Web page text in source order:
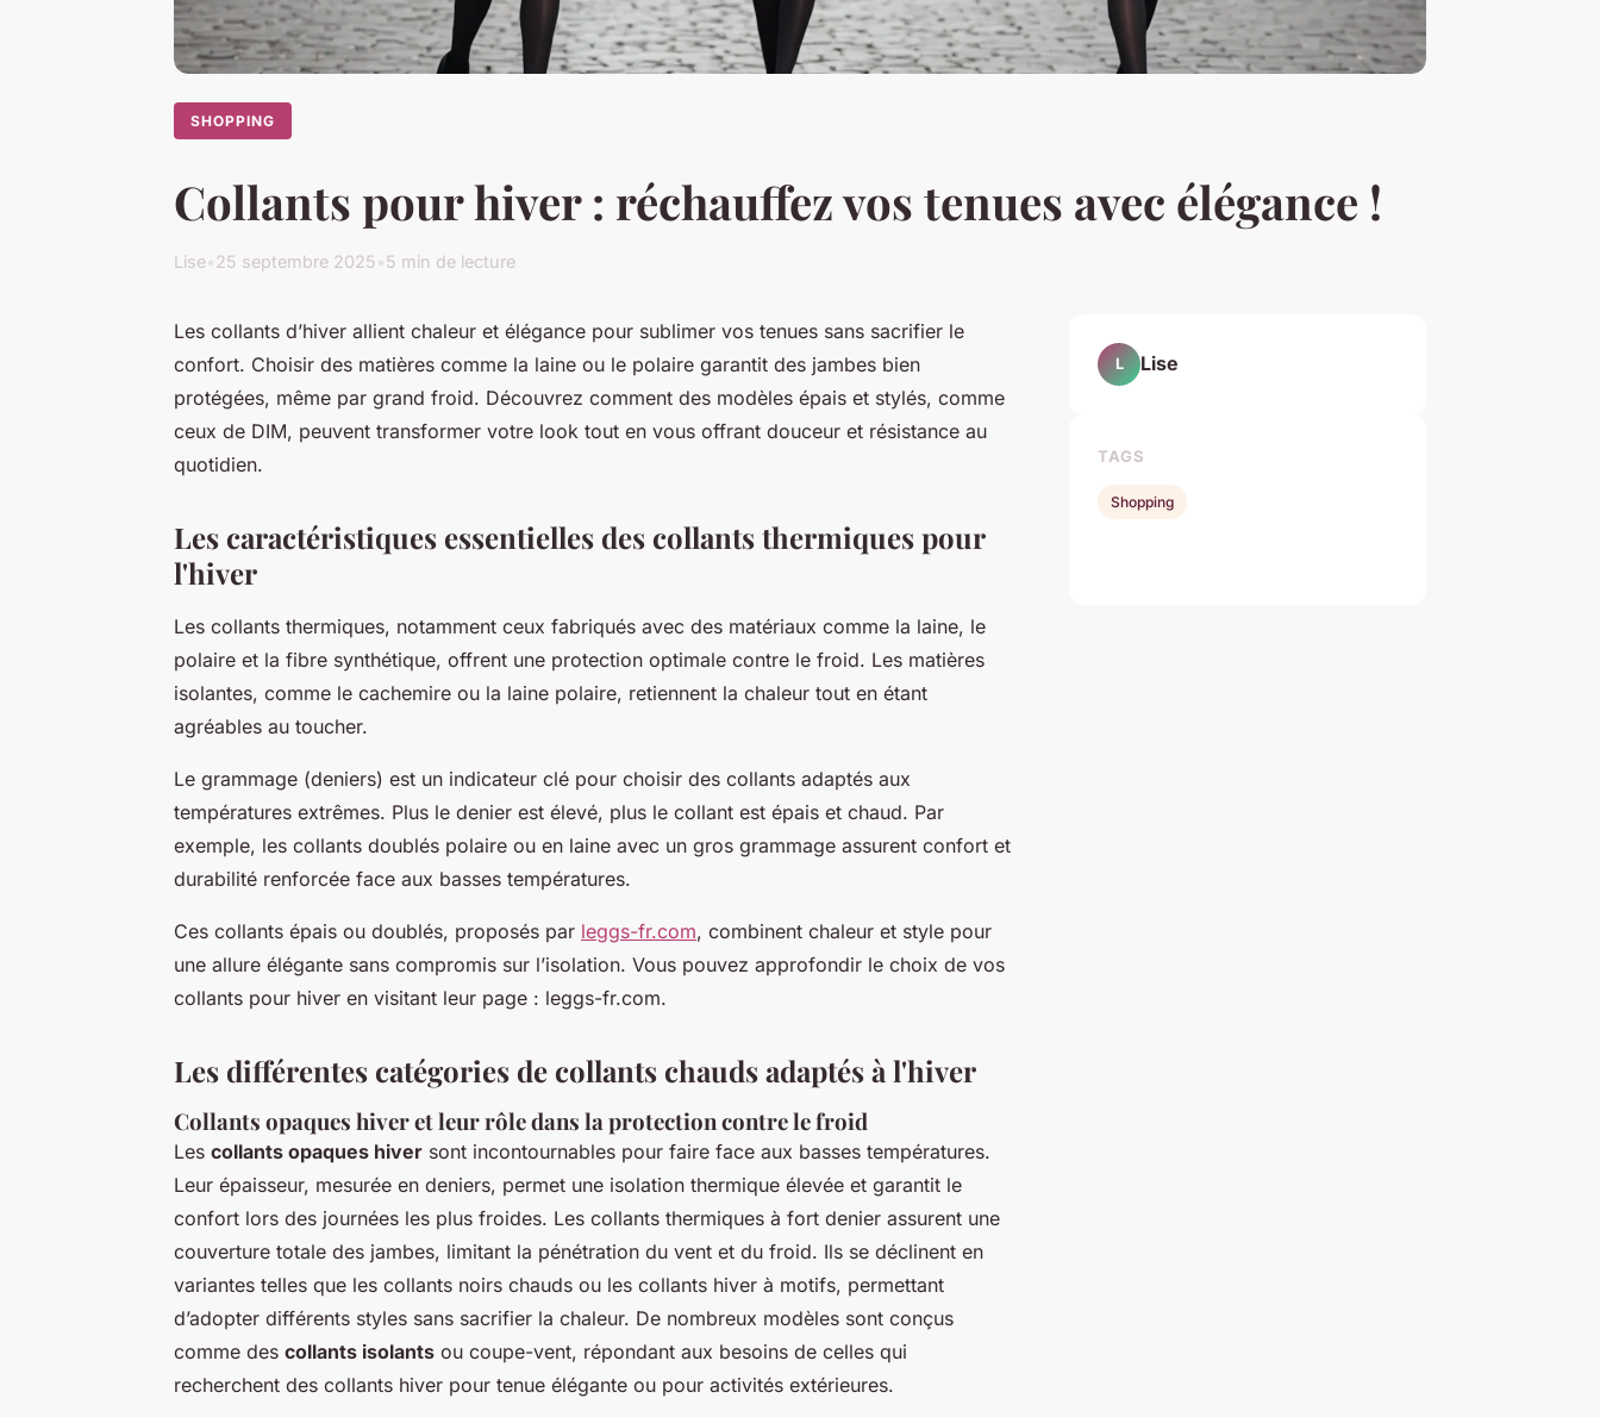
SHOPPING
Collants pour hiver : réchauffez vos tenues avec élégance !
Lise•25 septembre 2025•5 min de lecture
Les collants d’hiver allient chaleur et élégance pour sublimer vos tenues sans sacrifier le
confort. Choisir des matières comme la laine ou le polaire garantit des jambes bien
protégées, même par grand froid. Découvrez comment des modèles épais et stylés, comme
ceux de DIM, peuvent transformer votre look tout en vous offrant douceur et résistance au
quotidien.
Les caractéristiques essentielles des collants thermiques pour
l'hiver
Les collants thermiques, notamment ceux fabriqués avec des matériaux comme la laine, le
polaire et la fibre synthétique, offrent une protection optimale contre le froid. Les matières
isolantes, comme le cachemire ou la laine polaire, retiennent la chaleur tout en étant
agréables au toucher.
Le grammage (deniers) est un indicateur clé pour choisir des collants adaptés aux
températures extrêmes. Plus le denier est élevé, plus le collant est épais et chaud. Par
exemple, les collants doublés polaire ou en laine avec un gros grammage assurent confort et
durabilité renforcée face aux basses températures.
Ces collants épais ou doublés, proposés par leggs-fr.com, combinent chaleur et style pour
une allure élégante sans compromis sur l’isolation. Vous pouvez approfondir le choix de vos
collants pour hiver en visitant leur page : leggs-fr.com.
Les différentes catégories de collants chauds adaptés à l'hiver
Collants opaques hiver et leur rôle dans la protection contre le froid
Les collants opaques hiver sont incontournables pour faire face aux basses températures.
Leur épaisseur, mesurée en deniers, permet une isolation thermique élevée et garantit le
confort lors des journées les plus froides. Les collants thermiques à fort denier assurent une
couverture totale des jambes, limitant la pénétration du vent et du froid. Ils se déclinent en
variantes telles que les collants noirs chauds ou les collants hiver à motifs, permettant
d’adopter différents styles sans sacrifier la chaleur. De nombreux modèles sont conçus
comme des collants isolants ou coupe-vent, répondant aux besoins de celles qui
recherchent des collants hiver pour tenue élégante ou pour activités extérieures.
L Lise
TAGS
Shopping